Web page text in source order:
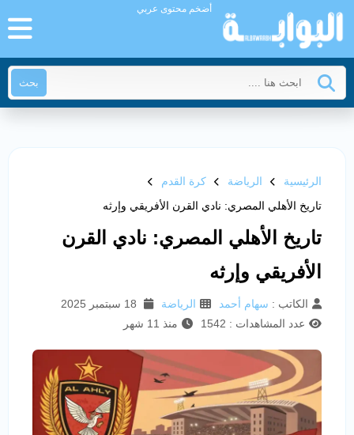
أضخم محتوى عربي
بحث
الرئيسية الرياضة
كرة القدم
تاريخ الأهلي المصري: نادي القرن الأفريقي وإرثه
تاريخ الأهلي المصري: نادي القرن
الأفريقي وإرثه
الكاتب : سهام أحمد الرياضة
عدد المشاهدات : 1542
منذ 11 شهر